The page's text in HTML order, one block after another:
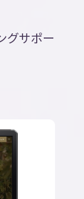
グサポー